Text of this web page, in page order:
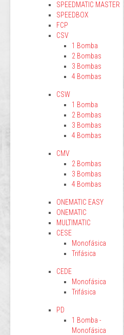
SPEEDMATIC MASTER
SPEEDBOX
FCP
CSV
1 Bomba
2 Bombas
3 Bombas
4 Bombas
CSW
1 Bomba
2 Bombas
3 Bombas
4 Bombas
CMV
2 Bombas
3 Bombas
4 Bombas
ONEMATIC EASY
ONEMATIC
MULTIMATIC
CESE
Monofásica
Trifásica
CEDE
Monofásica
Trifásica
PD
1 Bomba -
Monofásica